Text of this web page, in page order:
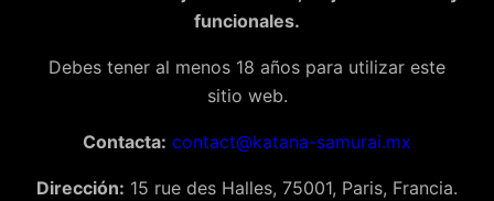
funcionales.
Debes tener al menos 18 años para utilizar este
sitio web.
Contacta: contact@katana-samurai.mx
Dirección: 15 rue des Halles, 75001, Paris, Francia.